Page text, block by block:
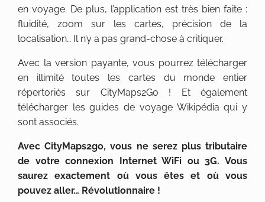
en voyage. De plus, l’application est très bien faite :
fluidité, zoom sur les cartes, précision de la
localisation… Il n’y a pas grand-chose à critiquer.
Avec la version payante, vous pourrez télécharger
en illimité toutes les cartes du monde entier
répertoriés sur CityMaps2Go ! Et également
télécharger les guides de voyage Wikipédia qui y
sont associés.
Avec CityMaps2go, vous ne serez plus tributaire
de votre connexion Internet WiFi ou 3G. Vous
saurez exactement où vous êtes et où vous
pouvez aller… Révolutionnaire !